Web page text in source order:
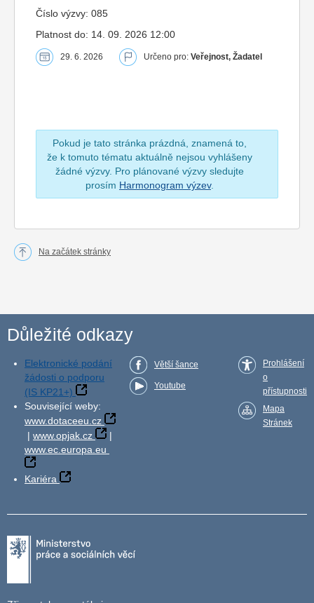
Číslo výzvy: 085
Platnost do: 14. 09. 2026 12:00
29. 6. 2026 Určeno pro: Veřejnost, Žadatel
Pokud je tato stránka prázdná, znamená to,
že k tomuto tématu aktuálně nejsou vyhlášeny
žádné výzvy. Pro plánované výzvy sledujte
prosím Harmonogram výzev.
Na začátek stránky
Důležité odkazy
Elektronické podání
žádosti o podporu
(IS KP21+)
Související weby:
www.dotaceeu.cz
| www.opjak.cz
|
www.ec.europa.eu
Kariéra
Větší šance
Youtube
Prohlášení
o
přístupnosti
Mapa
Stránek